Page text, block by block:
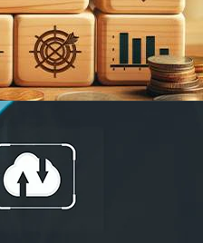
a dévoilé son projet de budget